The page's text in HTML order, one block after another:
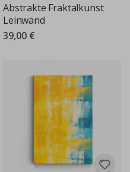
Abstrakte Fraktalkunst
Leinwand
39,00 €